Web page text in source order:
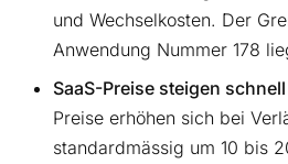
und Wechselkosten. Der
Anwendung Nummer 178
SaaS-Preise steigen schnell
Preise erhöhen sich bei
standardmässig um 10 bis